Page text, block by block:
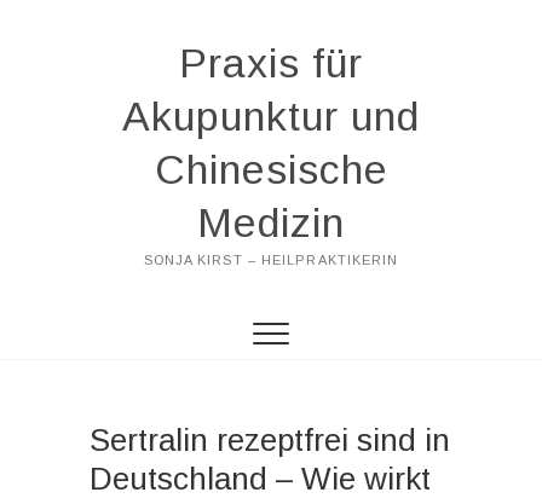
Praxis für
Akupunktur und
Chinesische
Medizin
SONJA KIRST – HEILPRAKTIKERIN
Sertralin rezeptfrei sind in
Deutschland – Wie wirkt